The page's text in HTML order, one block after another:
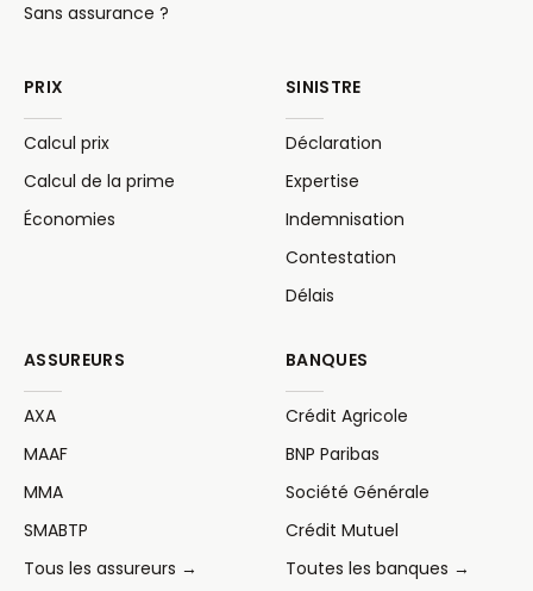
Sans assurance ?
PRIX
Calcul prix
Calcul de la prime
Économies
SINISTRE
Déclaration
Expertise
Indemnisation
Contestation
Délais
ASSUREURS
AXA
MAAF
MMA
SMABTP
Tous les assureurs →
BANQUES
Crédit Agricole
BNP Paribas
Société Générale
Crédit Mutuel
Toutes les banques →